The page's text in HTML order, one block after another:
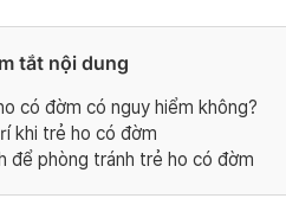
tắt nội dung
có đờm có nguy hiểm không?
khi trẻ ho có đờm
để phòng tránh trẻ ho có đờm